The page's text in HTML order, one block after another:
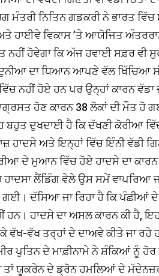
ਮੰਤਰੀ ਨਿਤਿਨ ਗਡਕਰੀ ਨੇ ਭਾਰਤ
ਹਾਈਵੇ ਵਿਕਾਸ ’ਤੇ ਆਯੋਜਿਤ
ਹੋਵੇਗਾ ਕਿ ਅੱਜ ਹਵਾਈ ਸਫ਼ਰ ਵੀ
ਦਾ ਧਿਆਨ ਆਪਣੇ ਵੱਲ ਖਿੱਚਿਆ
ਨਹੀਂ ਹੋਏ ਹਨ ਪਰ ਉਨ੍ਹਾਂ ਕਾਰਨ
ਹੋਣ ਕਾਰਨ 38 ਲੋਕਾਂ ਦੀ ਮੌਤ ਹੋ
ਦੁਖਦਾਈ ਹੈ ਕਿ ਦੱਖਣੀ ਕੋਰੀਆ
ਅਤੇ ਇਨ੍ਹਾਂ ਵਿੱਚ ਇੰਨੀ ਵੱਡੀ
ਦੇ ਮੁਆਨ ਵਿੱਚ ਹੋਏ ਹਾਦਸੇ ਦਾ
ਲੈਂਡਿੰਗ ਵੇਲੇ ਉਸ ਸਮੇਂ ਵਾਪਰਿਆ
ਦੱਸਿਆ ਜਾ ਰਿਹਾ ਹੈ ਕਿ ਪੰਛੀਆਂ
ਹਾਦਸੇ ਦਾ ਅਸਲ ਕਾਰਨ ਕੀ ਹੈ,
ਵੱਖ-ਵੱਖ ਤਰ੍ਹਾਂ ਦੇ ਦਾਅਵੇ ਕੀਤੇ ਜਾ ਰਹੇ
ਪੁਤਿਨ ਦੇ ਮਾਫ਼ੀਨਾਮੇ ਨੇ ਸ਼ੰਕਿਆਂ ਨੂੰ ਹੋਰ
ਤਾਂ ਯੂਕਰੇਨ ਦੇ ਡ੍ਰੋਨ ਹਮਲਿਆਂ ਦੇ